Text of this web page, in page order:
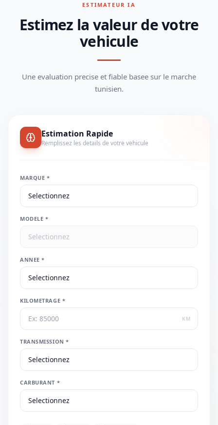
ESTIMATEUR IA
Estimez la valeur de votre
vehicule
Une evaluation precise et fiable basee sur le marche
tunisien.
Estimation Rapide
Remplissez les details de votre vehicule
MARQUE *
MODELE *
ANNEE *
KILOMETRAGE *
KM
TRANSMISSION *
CARBURANT *